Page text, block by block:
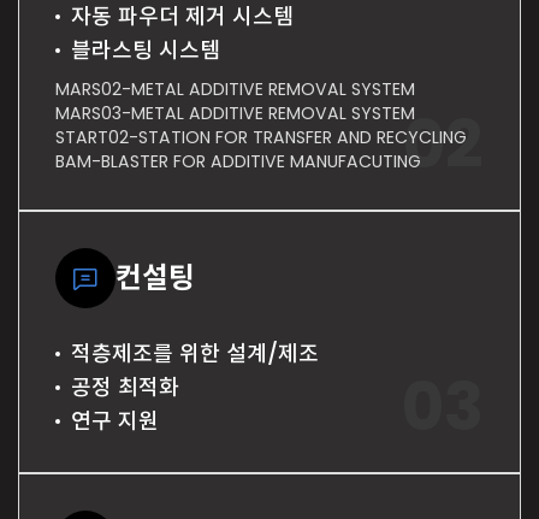
자동 파우더 제거 시스템
블라스팅 시스템
MARS02-METAL ADDITIVE REMOVAL SYSTEM
MARS03-METAL ADDITIVE REMOVAL SYSTEM
START02-STATION FOR TRANSFER AND RECYCLING
BAM-BLASTER FOR ADDITIVE MANUFACUTING
컨설팅
적층제조를 위한 설계/제조
공정 최적화
연구 지원